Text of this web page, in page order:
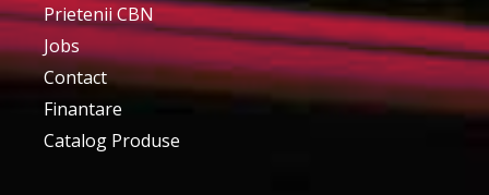
Prietenii CBN
Jobs
Contact
Finantare
Catalog Produse